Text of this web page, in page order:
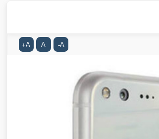
A
-
A
A
+